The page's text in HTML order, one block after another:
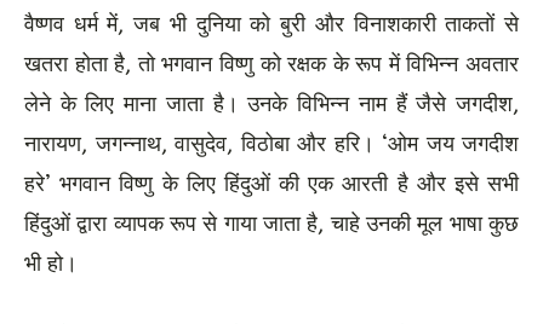
वैष्णव धर्म में, जब भी दुनिया को बुरी और विनाशकारी ताकतों से
खतरा होता है, तो भगवान विष्णु को रक्षक के रूप में विभिन्न अवतार
लेने के लिए माना जाता है। उनके विभिन्न नाम हैं जैसे जगदीश,
नारायण, जगन्नाथ, वासुदेव, विठोबा और हरि। ‘ओम जय जगदीश
हरे’ भगवान विष्णु के लिए हिंदुओं की एक आरती है और इसे सभी
हिंदुओं द्वारा व्यापक रूप से गाया जाता है, चाहे उनकी मूल भाषा कुछ
भी हो।